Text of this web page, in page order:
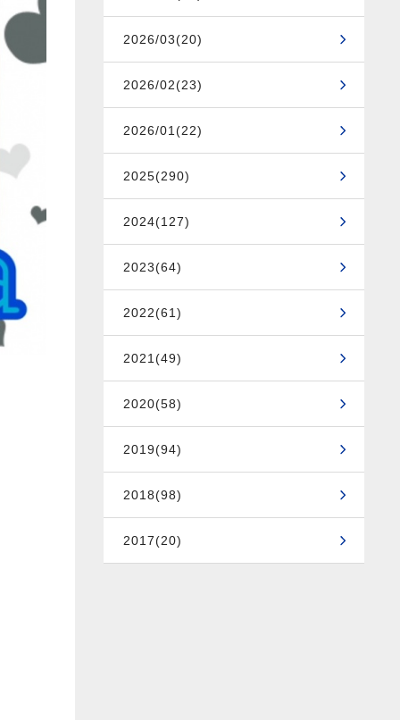
2026/03(20)
2026/02(23)
2026/01(22)
2025(290)
2024(127)
2023(64)
2022(61)
2021(49)
2020(58)
2019(94)
2018(98)
2017(20)